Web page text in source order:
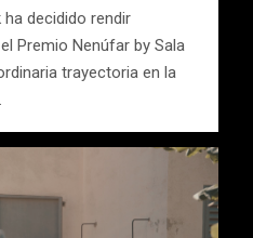
ha decidido rendir
Premio Nenúfar by Sala
trayectoria en la